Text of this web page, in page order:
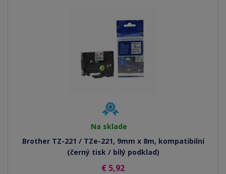
Na sklade
Brother TZ-221 / TZe-221, 9mm x 8m, kompatibilní
(černý tisk / bílý podklad)
€ 5,92